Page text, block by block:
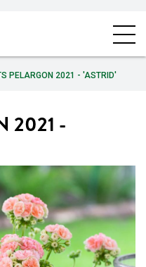
PELARGON 2021 - 'ASTRID'
2021 -